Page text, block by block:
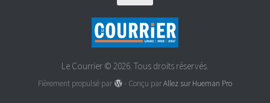
Le Courrier © 2026. Tous droits réservés.
Fièrement propulsé par - Conçu parAllez sur Hueman Pro